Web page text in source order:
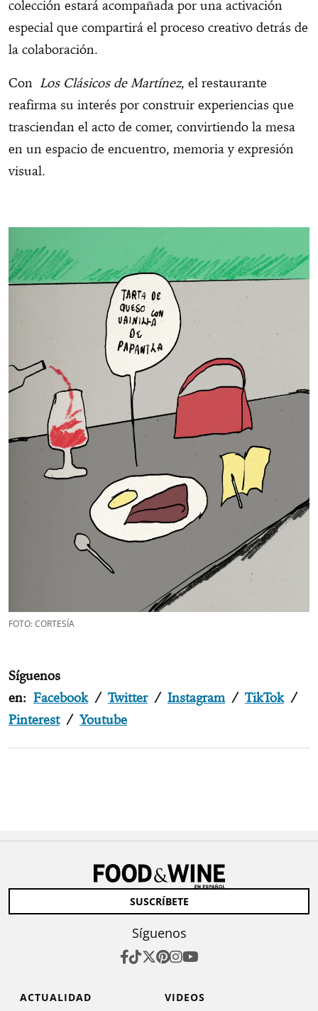
colección estará acompañada por una activación
especial que compartirá el proceso creativo detrás de
la colaboración.
Con Los Clásicos de Martínez, el restaurante
reafirma su interés por construir experiencias que
trasciendan el acto de comer, convirtiendo la mesa
en un espacio de encuentro, memoria y expresión
visual.
FOTO: CORTESÍA
Síguenos
en: Facebook/Twitter/ Instagram /TikTok/
Pinterest/ Youtube
SUSCRÍBETE
Síguenos
ACTUALIDAD VIDEOS